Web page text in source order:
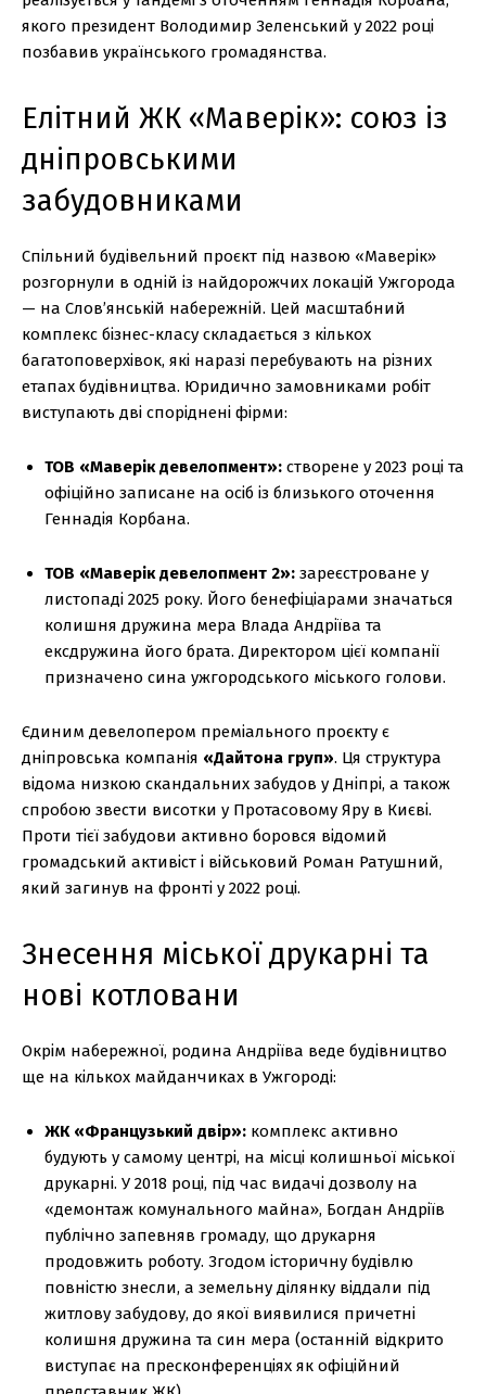
якого президент Володимир Зеленський у 2022 році
позбавив українського громадянства.
Елітний ЖК «Маверік»: союз із
дніпровськими
забудовниками
Спільний будівельний проєкт під назвою «Маверік»
розгорнули в одній із найдорожчих локацій Ужгорода
— на Слов’янській набережній. Цей масштабний
комплекс бізнес-класу складається з кількох
багатоповерхівок, які наразі перебувають на різних
етапах будівництва. Юридично замовниками робіт
виступають дві споріднені фірми:
ТОВ «Маверік девелопмент»: створене у 2023 році та
офіційно записане на осіб із близького оточення
Геннадія Корбана.
ТОВ «Маверік девелопмент 2»: зареєстроване у
листопаді 2025 року. Його бенефіціарами значаться
колишня дружина мера Влада Андріїва та
ексдружина його брата. Директором цієї компанії
призначено сина ужгородського міського голови.
Єдиним девелопером преміального проєкту є
дніпровська компанія «Дайтона груп». Ця структура
відома низкою скандальних забудов у Дніпрі, а також
спробою звести висотки у Протасовому Яру в Києві.
Проти тієї забудови активно боровся відомий
громадський активіст і військовий Роман Ратушний,
який загинув на фронті у 2022 році.
Знесення міської друкарні та
нові котловани
Окрім набережної, родина Андріїва веде будівництво
ще на кількох майданчиках в Ужгороді:
ЖК «Французький двір»: комплекс активно
будують у самому центрі, на місці колишньої міської
друкарні. У 2018 році, під час видачі дозволу на
«демонтаж комунального майна», Богдан Андріїв
публічно запевняв громаду, що друкарня
продовжить роботу. Згодом історичну будівлю
повністю знесли, а земельну ділянку віддали під
житлову забудову, до якої виявилися причетні
колишня дружина та син мера (останній відкрито
виступає на пресконференціях як офіційний